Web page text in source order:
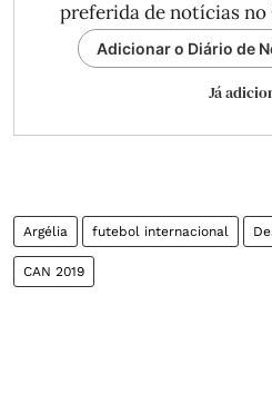
preferida de notícias no
Adicionar o Diário de
Já
Argélia futebol internacional
CAN 2019